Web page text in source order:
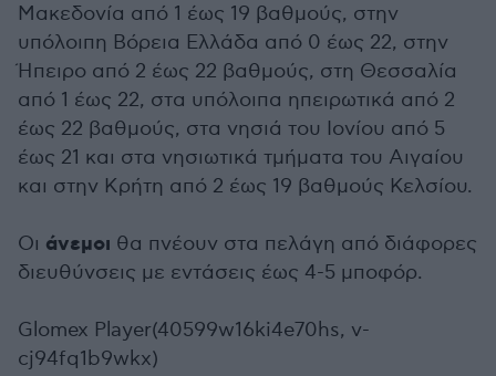
Μακεδονία από 1 έως 19 βαθμούς, στην
υπόλοιπη Βόρεια Ελλάδα από 0 έως 22, στην
Ήπειρο από 2 έως 22 βαθμούς, στη Θεσσαλία
από 1 έως 22, στα υπόλοιπα ηπειρωτικά από 2
έως 22 βαθμούς, στα νησιά του Ιονίου από 5
έως 21 και στα νησιωτικά τμήματα του Αιγαίου
και στην Κρήτη από 2 έως 19 βαθμούς Κελσίου.
Οι άνεμοι θα πνέουν στα πελάγη από διάφορες
διευθύνσεις με εντάσεις έως 4-5 μποφόρ.
Glomex Player(40599w16ki4e70hs, v-
cj94fq1b9wkx)